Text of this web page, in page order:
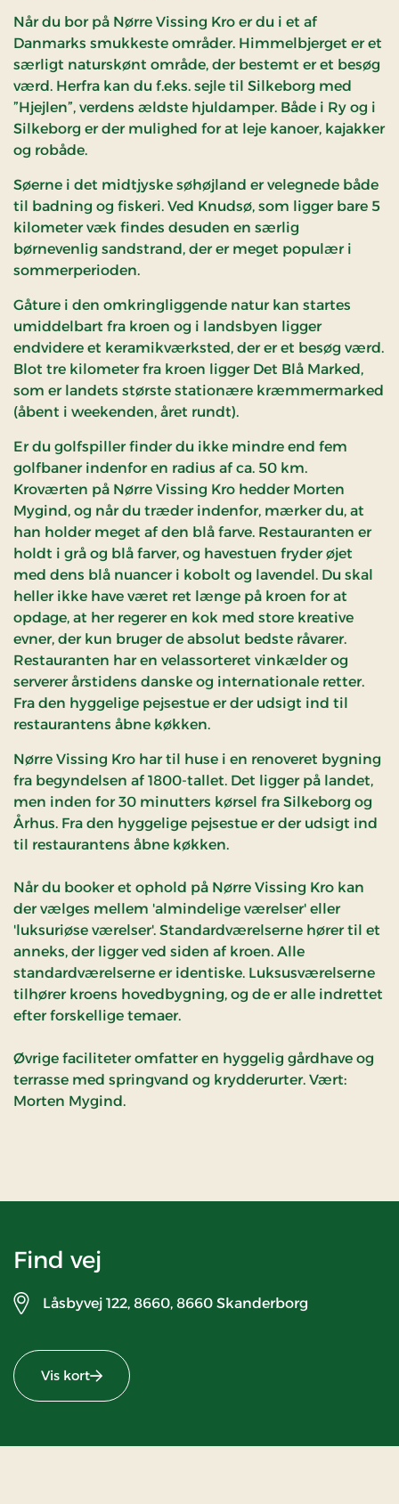
Når du bor på Nørre Vissing Kro er du i et af
Danmarks smukkeste områder. Himmelbjerget er et
særligt naturskønt område, der bestemt er et besøg
værd. Herfra kan du f.eks. sejle til Silkeborg med
”Hjejlen”, verdens ældste hjuldamper. Både i Ry og i
Silkeborg er der mulighed for at leje kanoer, kajakker
og robåde.
Søerne i det midtjyske søhøjland er velegnede både
til badning og fiskeri. Ved Knudsø, som ligger bare 5
kilometer væk findes desuden en særlig
børnevenlig sandstrand, der er meget populær i
sommerperioden.
Gåture i den omkringliggende natur kan startes
umiddelbart fra kroen og i landsbyen ligger
endvidere et keramikværksted, der er et besøg værd.
Blot tre kilometer fra kroen ligger Det Blå Marked,
som er landets største stationære kræmmermarked
(åbent i weekenden, året rundt).
Er du golfspiller finder du ikke mindre end fem
golfbaner indenfor en radius af ca. 50 km.
Kroværten på Nørre Vissing Kro hedder Morten
Mygind, og når du træder indenfor, mærker du, at
han holder meget af den blå farve. Restauranten er
holdt i grå og blå farver, og havestuen fryder øjet
med dens blå nuancer i kobolt og lavendel. Du skal
heller ikke have været ret længe på kroen for at
opdage, at her regerer en kok med store kreative
evner, der kun bruger de absolut bedste råvarer.
Restauranten har en velassorteret vinkælder og
serverer årstidens danske og internationale retter.
Fra den hyggelige pejsestue er der udsigt ind til
restaurantens åbne køkken.
​Nørre Vissing Kro har til huse i en renoveret bygning
fra begyndelsen af 1800-tallet. Det ligger på landet,
men inden for 30 minutters kørsel fra Silkeborg og
Århus. Fra den hyggelige pejsestue er der udsigt ind
til restaurantens åbne køkken.
Når du booker et ophold på Nørre Vissing Kro kan
der vælges mellem 'almindelige værelser' eller
'luksuriøse værelser'​. Standardværelserne hører til et
anneks, der ligger ved siden af kroen. Alle
standardværelserne er identiske. Luksusværelserne
tilhører kroens hovedbygning, og de er alle indrettet
efter forskellige temaer.
Øvrige faciliteter omfatter en hyggelig gårdhave og
terrasse med springvand og krydderurter. Vært:
Morten Mygind.
Find vej
Låsbyvej 122, 8660, 8660 Skanderborg
Vis kort